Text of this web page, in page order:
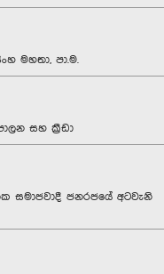
මහතා, පා.ම.
සහ ක්‍රීඩා
සමාජවාදී ජනරජයේ අටවැනි